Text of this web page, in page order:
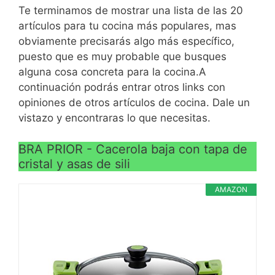
durante más tiempo
Es apta para todas las
fuentes de calor (incluida
la inducción) gracias a su
fondo difusor full
induction; tiene un
reparto óptimo de la
temperatura para una
nuestras recetas
el fondo exterior de la
pieza que la hace
totalmente compatible
con Inducción
Su antiadherente sin
PFOA de alta calidad
hace que la cocción sea
extremadamente fácil y
alimentos, haciendo
incluso de su limpieza a
VER
CARACTERÍSTICAS
>
VER
CARACTERÍSTICAS
>
Te terminamos de mostrar una lista de las 20
artículos para tu cocina más populares, mas
obviamente precisarás algo más específico,
puesto que es muy probable que busques
alguna cosa concreta para la cocina.A
continuación podrás entrar otros links con
opiniones de otros artículos de cocina. Dale un
vistazo y encontraras lo que necesitas.
BRA PRIOR - Cacerola baja con tapa de
cristal y asas de sili
AMAZON